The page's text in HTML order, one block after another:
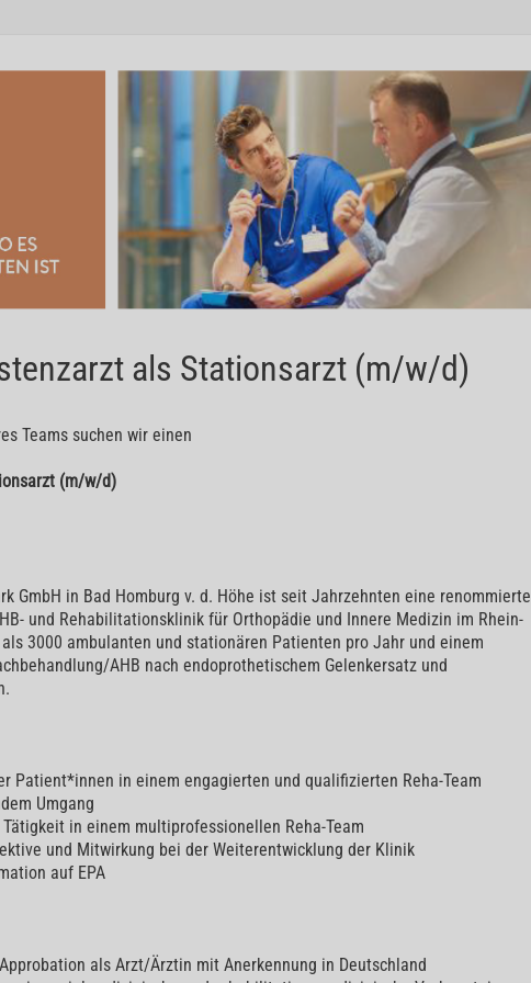
als Stationsarzt (m/w/d)
Teams suchen wir einen
(m/w/d)
GmbH in Bad Homburg v. d. Höhe ist seit Jahrzehnten eine renommierte
und Rehabilitationsklinik für Orthopädie und Innere Medizin im Rhein-
3000 ambulanten und stationären Patienten pro Jahr und einem
AHB nach endoprothetischem Gelenkersatz und
Patient*innen in einem engagierten und qualifizierten Reha-Team
Umgang
in einem multiprofessionellen Reha-Team
und Mitwirkung bei der Weiterentwicklung der Klinik
auf EPA
als Arzt/Ärztin mit Anerkennung in Deutschland